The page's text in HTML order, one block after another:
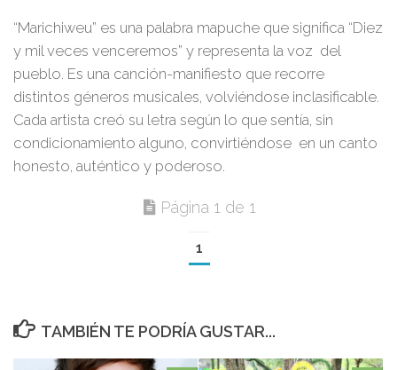
“Marichiweu” es una palabra mapuche que significa “Diez
y mil veces venceremos” y representa la voz del
pueblo. Es una canción-manifiesto que recorre
distintos géneros musicales, volviéndose inclasificable.
Cada artista creó su letra según lo que sentía, sin
condicionamiento alguno, convirtiéndose en un canto
honesto, auténtico y poderoso.
Página 1 de 1
1
TAMBIÉN TE PODRÍA GUSTAR...